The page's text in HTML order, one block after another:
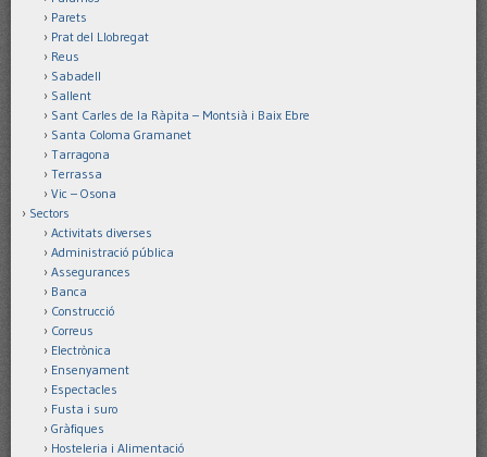
Parets
Prat del Llobregat
Reus
Sabadell
Sallent
Sant Carles de la Ràpita – Montsià i Baix Ebre
Santa Coloma Gramanet
Tarragona
Terrassa
Vic – Osona
Sectors
Activitats diverses
Administració pública
Assegurances
Banca
Construcció
Correus
Electrònica
Ensenyament
Espectacles
Fusta i suro
Gràfiques
Hosteleria i Alimentació